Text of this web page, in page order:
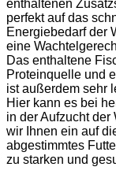
enthaltenen
perfekt auf das
Energiebedarf der
eine
Das enthaltene
Proteinquelle und
ist außerdem sehr
Hier kann es bei
in der Aufzucht
wir Ihnen ein auf
abgestimmtes
zu starken und